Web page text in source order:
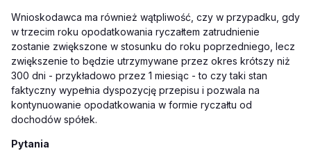
Wnioskodawca ma również wątpliwość, czy w przypadku, gdy
w trzecim roku opodatkowania ryczałtem zatrudnienie
zostanie zwiększone w stosunku do roku poprzedniego, lecz
zwiększenie to będzie utrzymywane przez okres krótszy niż
300 dni - przykładowo przez 1 miesiąc - to czy taki stan
faktyczny wypełnia dyspozycję przepisu i pozwala na
kontynuowanie opodatkowania w formie ryczałtu od
dochodów spółek.
Pytania